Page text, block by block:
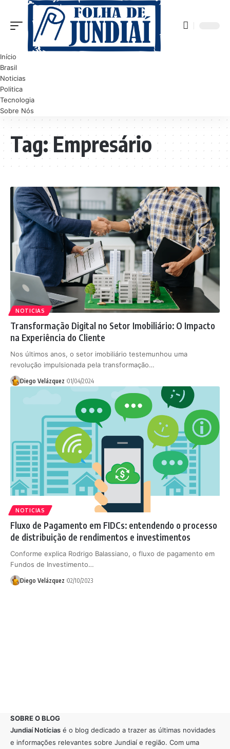
Início
Brasil
Noticias
Politica
Tecnologia
Sobre Nós
Tag:Empresário
NOTICIAS
Transformação Digital no Setor Imobiliário: O Impacto
na Experiência do Cliente
Nos últimos anos, o setor imobiliário testemunhou uma
revolução impulsionada pela transformação…
Diego Velázquez 01/04/2024
NOTICIAS
Fluxo de Pagamento em FIDCs: entendendo o processo
de distribuição de rendimentos e investimentos
Conforme explica Rodrigo Balassiano, o fluxo de pagamento em
Fundos de Investimento…
Diego Velázquez 02/10/2023
SOBRE O BLOG
Jundiaí Notícias é o blog dedicado a trazer as últimas novidades
e informações relevantes sobre Jundiaí e região. Com uma